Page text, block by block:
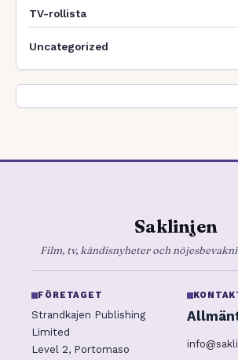
TV-rollista
Uncategorized
Saklinjen
Film, tv, kändisnyheter och
FÖRETAGET
Strandkajen Publishing
Limited
Level 2, Portomaso